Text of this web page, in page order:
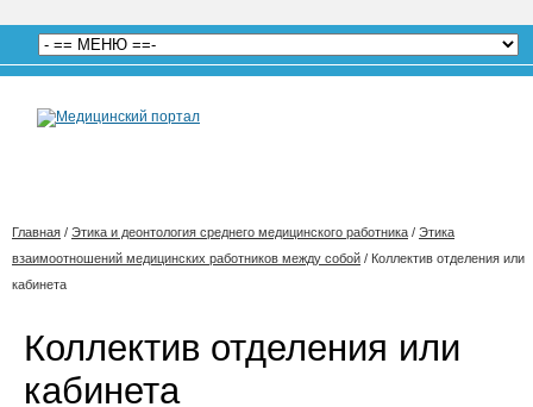
Главная / Этика и деонтология среднего медицинского работника / Этика
взаимоотношений медицинских работников между собой / Коллектив отделения или
кабинета
Коллектив отделения или
кабинета